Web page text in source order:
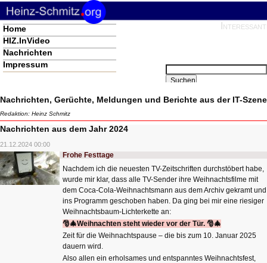
Navigation
überspringen
Home
HIZ.InVideo
Nachrichten
Impressum
Suchbegriffe
Suchen
Nachrichten, Gerüchte, Meldungen und Berichte aus der IT-Szene
Redaktion: Heinz Schmitz
Nachrichten aus dem Jahr 2024
21.12.2024 00:00
Frohe Festtage
Nachdem ich die neuesten TV-Zeitschriften durchstöbert habe,
wurde mir klar, dass alle TV-Sender ihre Weihnachtsfilme mit
dem Coca-Cola-Weihnachtsmann aus dem Archiv gekramt und
ins Programm geschoben haben. Da ging bei mir eine riesiger
Weihnachtsbaum-Lichterkette an:
🎅🎄Weihnachten steht wieder vor der Tür. 🎅🎄
Zeit für die Weihnachtspause – die bis zum 10. Januar 2025
dauern wird.
Also allen ein erholsames und entspanntes Weihnachtsfest,